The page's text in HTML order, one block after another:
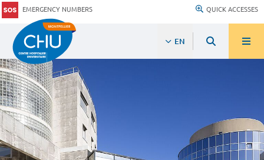
EMERGENCY NUMBERS QUICK ACCESSES
EN